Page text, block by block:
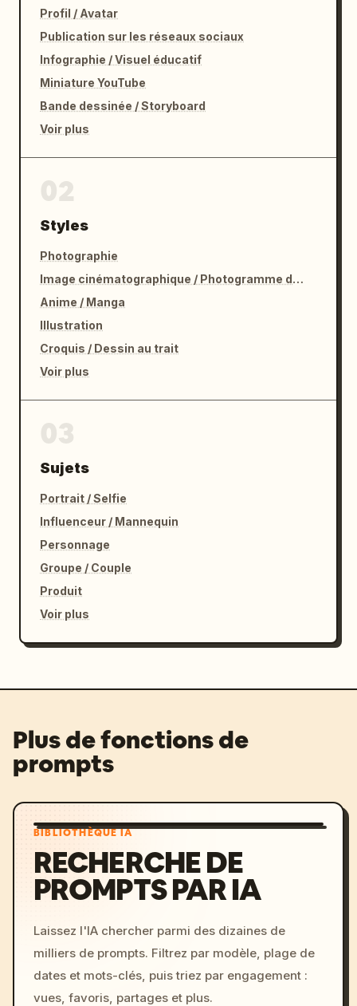
Profil / Avatar
Publication sur les réseaux sociaux
Infographie / Visuel éducatif
Miniature YouTube
Bande dessinée / Storyboard
Voir plus
Styles
Photographie
Image cinématographique / Photogramme de film
Anime / Manga
Illustration
Croquis / Dessin au trait
Voir plus
Sujets
Portrait / Selfie
Influenceur / Mannequin
Personnage
Groupe / Couple
Produit
Voir plus
Plus de fonctions de
prompts
BIBLIOTHÈQUE IA
RECHERCHE DE
PROMPTS PAR IA
Laissez l'IA chercher parmi des dizaines de
milliers de prompts. Filtrez par modèle, plage de
dates et mots-clés, puis triez par engagement :
vues, favoris, partages et plus.